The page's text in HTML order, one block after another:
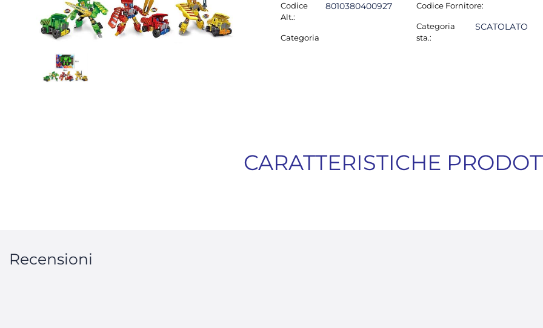
Codice
Alt.:
8010380400927
Categoria
Codice Fornitore:
Categoria
sta.:
SCATOLATO
CARATTERISTICHE
Recensioni